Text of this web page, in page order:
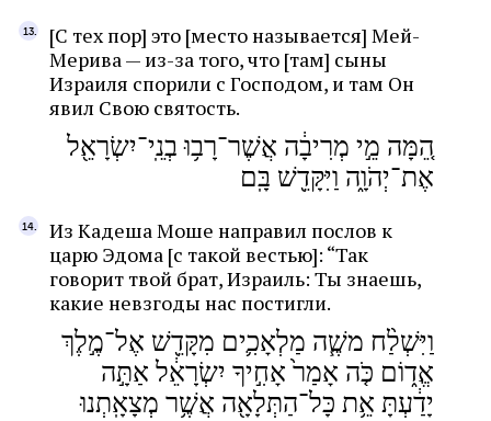
[С тех пор] это [место называется] Мей-
Мерива — из-за того, что [там] сыны
Израиля спорили с Господом, и там Он
явил Свою святость.
הֵ֚מָּה מֵ֣י מְרִיבָ֔ה אֲשֶׁר־רָב֥וּ בְנֵֽי־יִשְׂרָאֵ֖ל
אֶת־יְהֹוָ֑ה וַיִּקָּדֵ֖שׁ בָּֽם
Из Кадеша Моше направил послов к
царю Эдома [с такой вестью]: “Так
говорит твой брат, Израиль: Ты знаешь,
какие невзгоды нас постигли.
וַיִּשְׁלַ֨ח משֶׁ֧ה מַלְאָכִ֛ים מִקָּדֵ֖שׁ אֶל־מֶ֣לֶךְ
אֱד֑וֹם כֹּ֤ה אָמַר֙ אָחִ֣יךָ יִשְׂרָאֵ֔ל אַתָּ֣ה
יָדַ֔עְתָּ אֵ֥ת כָּל־הַתְּלָאָ֖ה אֲשֶׁ֥ר מְצָאָֽתְנוּ